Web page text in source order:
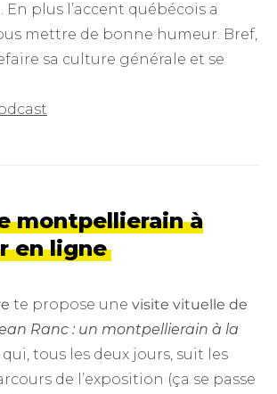
En plus l’accent québécois a
mettre de bonne humeur. Bref,
sa culture générale et se
montpellierain à
en ligne
te propose une visite vituelle de
Ranc : un montpellierain à la
, qui, tous les deux jours, suit les
de l’exposition (ça se passe